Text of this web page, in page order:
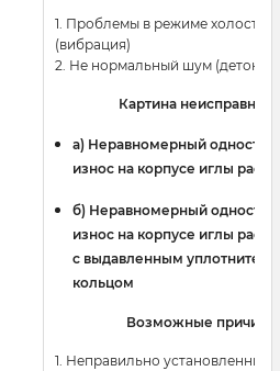
1. Проблемы в режиме
(вибрация)
2. Не нормальный шум
Картина
a) Неравномерный
износ на корпусе иглы
б) Неравномерный
износ на корпусе иглы
с выдавленным
кольцом
Возможные причины
1. Неправильно установленный